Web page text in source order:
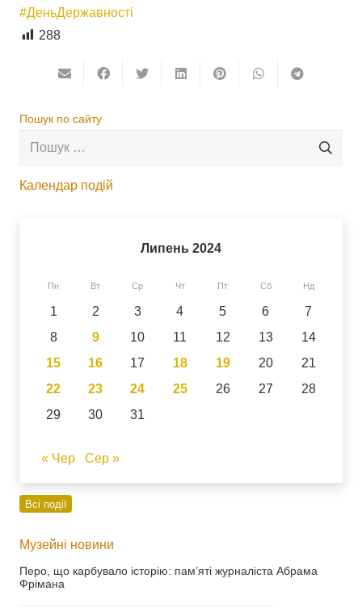
#ДеньДержавності
288
Пошук по сайту
Пошук:
Календар подій
Липень 2024
Пн Вт Ср Чт Пт Сб Нд
1 2 3 4 5 6
7
8
9 10 11 12 13
14
15
16 17 18 19 20
21
22
23 24 25 26 27
28
29
30 31
« Чер Сер »
Всі події
Музейні новини
Перо, що карбувало історію: пам’яті журналіста Абрама
Фрімана